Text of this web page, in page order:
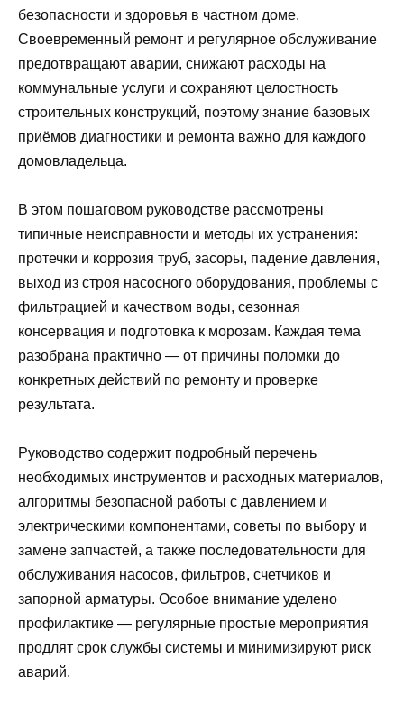
безопасности и здоровья в частном доме.
Своевременный ремонт и регулярное обслуживание
предотвращают аварии, снижают расходы на
коммунальные услуги и сохраняют целостность
строительных конструкций, поэтому знание базовых
приёмов диагностики и ремонта важно для каждого
домовладельца.
В этом пошаговом руководстве рассмотрены
типичные неисправности и методы их устранения:
протечки и коррозия труб, засоры, падение давления,
выход из строя насосного оборудования, проблемы с
фильтрацией и качеством воды, сезонная
консервация и подготовка к морозам. Каждая тема
разобрана практично — от причины поломки до
конкретных действий по ремонту и проверке
результата.
Руководство содержит подробный перечень
необходимых инструментов и расходных материалов,
алгоритмы безопасной работы с давлением и
электрическими компонентами, советы по выбору и
замене запчастей, а также последовательности для
обслуживания насосов, фильтров, счетчиков и
запорной арматуры. Особое внимание уделено
профилактике — регулярные простые мероприятия
продлят срок службы системы и минимизируют риск
аварий.